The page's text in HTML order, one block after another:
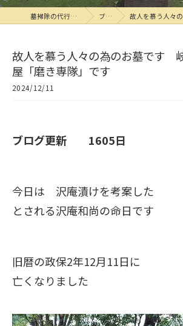
墓掃除の代行なら磨き専隊 ブログ 故人を慕う人々の為のお墓
故人を慕う人々の為のお墓です
屋「磨き専隊」です
2024/12/11
ブログ更新 1605日
今日は 沢庵漬けを考案した
とされる沢庵和尚の命日です
旧暦の政保2年12月11日に
亡くなりました